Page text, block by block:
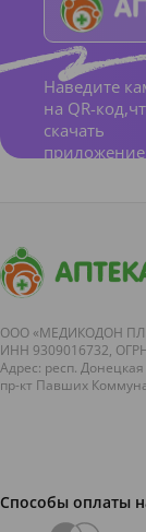
Наведите
на QR-
скачать
приложение
ООО «МЕДИКОДОН
ИНН 9309016732,
Адрес: респ.
пр-кт Павших
Способы оплаты